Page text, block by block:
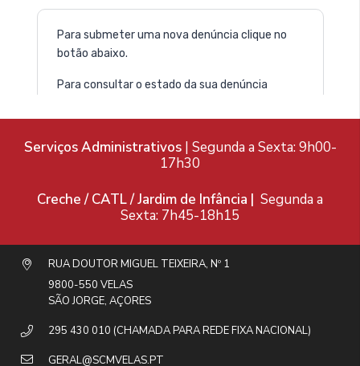
Serviços Administrativos| Segunda a Sexta: 9h00-
17h30
Creche / CATL / Jardim de Infância | Segunda a
Sexta: 7h45-18h15
RUA DOUTOR MIGUEL TEIXEIRA, Nº 1
9800-550 VELAS
SÃO JORGE, AÇORES
295 430 010 (CHAMADA PARA REDE FIXA NACIONAL)
GERAL@SCMVELAS.PT